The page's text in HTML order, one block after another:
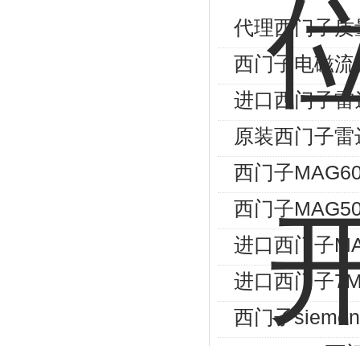
代理西门子
西门子电磁
进口西门子
原装西门子
西门子
西门子
进口西门子
进口西门子
西门子